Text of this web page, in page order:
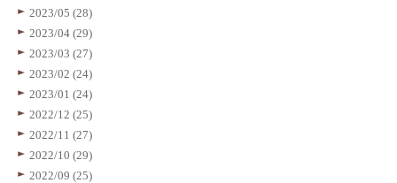
2023/05 (28)
2023/04 (29)
2023/03 (27)
2023/02 (24)
2023/01 (24)
2022/12 (25)
2022/11 (27)
2022/10 (29)
2022/09 (25)